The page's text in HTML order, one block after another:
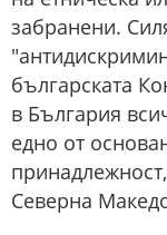
забранени.
българската
в България
едно от
Северна